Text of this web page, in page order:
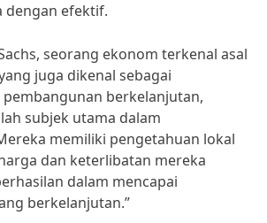
dengan efektif.
seorang ekonom terkenal asal
juga dikenal sebagai
berkelanjutan,
subjek utama dalam
memiliki pengetahuan lokal
dan keterlibatan mereka
dalam mencapai
berkelanjutan.”